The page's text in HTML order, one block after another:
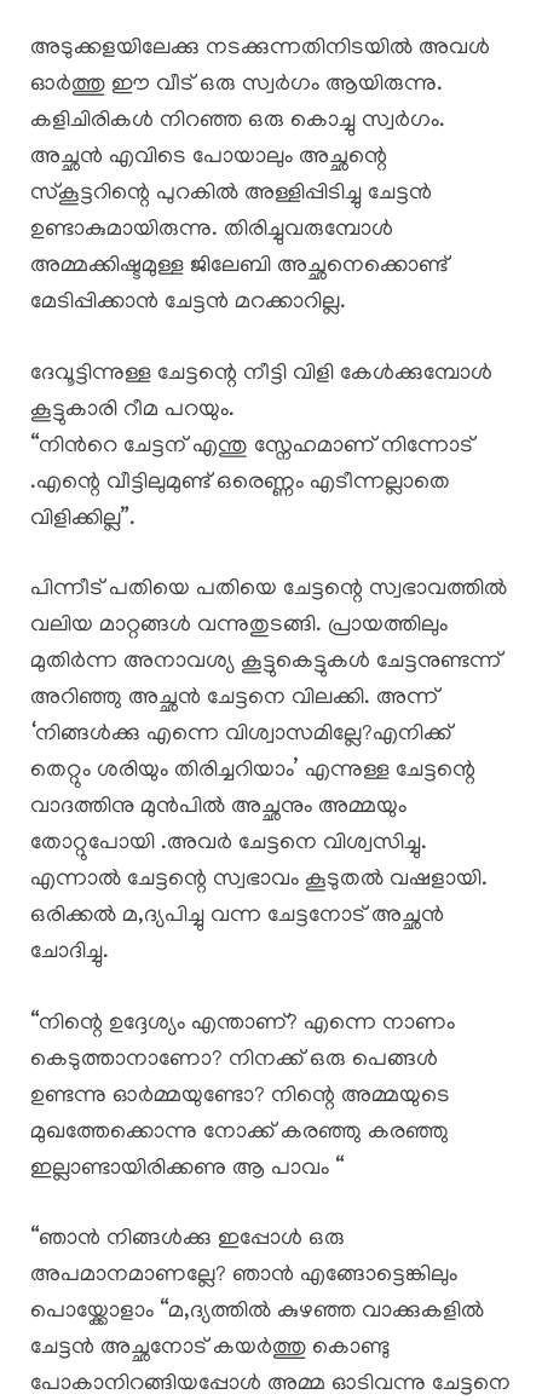
അടുക്കളയിലേക്കു നടക്കുന്നതിനിടയിൽ അവൾ
ഓർത്തു ഈ വീട് ഒരു സ്വർഗം ആയിരുന്നു.
കളിചിരികൾ നിറഞ്ഞ ഒരു കൊച്ചു സ്വർഗം.
അച്ഛൻ എവിടെ പോയാലും അച്ഛന്റെ
സ്കൂട്ടറിന്റെ പുറകിൽ അള്ളിപ്പിടിച്ചു ചേട്ടൻ
ഉണ്ടാകുമായിരുന്നു. തിരിച്ചുവരുമ്പോൾ
അമ്മക്കിഷ്ടമുള്ള ജിലേബി അച്ഛനെക്കൊണ്ട്
മേടിപ്പിക്കാൻ ചേട്ടൻ മറക്കാറില്ല.
ദേവൂട്ടിന്നുള്ള ചേട്ടന്റെ നീട്ടി വിളി കേൾക്കുമ്പോൾ
കൂട്ടുകാരി റീമ പറയും.
“നിന്‍റെ ചേട്ടന് എന്തു സ്നേഹമാണ് നിന്നോട്
.എന്റെ വീട്ടിലുമുണ്ട് ഒരെണ്ണം എടീന്നല്ലാതെ
വിളിക്കില്ല”.
പിന്നീട് പതിയെ പതിയെ ചേട്ടന്റെ സ്വഭാവത്തിൽ
വലിയ മാറ്റങ്ങൾ വന്നുതുടങ്ങി. പ്രായത്തിലും
മുതിർന്ന അനാവശ്യ കൂട്ടുകെട്ടുകൾ ചേട്ടനുണ്ടന്ന്
അറിഞ്ഞു അച്ഛൻ ചേട്ടനെ വിലക്കി. അന്ന്
‘നിങ്ങൾക്കു എന്നെ വിശ്വാസമില്ലേ?എനിക്ക്
തെറ്റും ശരിയും തിരിച്ചറിയാം’ എന്നുള്ള ചേട്ടന്റെ
വാദത്തിനു മുൻപിൽ അച്ഛനും അമ്മയും
തോറ്റുപോയി .അവർ ചേട്ടനെ വിശ്വസിച്ചു.
എന്നാൽ ചേട്ടന്റെ സ്വഭാവം കൂടുതൽ വഷളായി.
ഒരിക്കൽ മ,ദ്യപിച്ചു വന്ന ചേട്ടനോട് അച്ഛൻ
ചോദിച്ചു.
“നിന്റെ ഉദ്ദേശ്യം എന്താണ്? എന്നെ നാണം
കെടുത്താനാണോ? നിനക്ക് ഒരു പെങ്ങൾ
ഉണ്ടന്നു ഓർമ്മയുണ്ടോ? നിന്റെ അമ്മയുടെ
മുഖത്തേക്കൊന്നു നോക്ക് കരഞ്ഞു കരഞ്ഞു
ഇല്ലാണ്ടായിരിക്കണു ആ പാവം “
“ഞാൻ നിങ്ങൾക്കു ഇപ്പോൾ ഒരു
അപമാനമാണല്ലേ? ഞാൻ എങ്ങോട്ടെങ്കിലും
പൊയ്ക്കോളാം “മ,ദ്യത്തിൽ കുഴഞ്ഞ വാക്കുകളിൽ
ചേട്ടൻ അച്ഛനോട് കയർത്തു കൊണ്ടു
പോകാനിറങ്ങിയപ്പോൾ അമ്മ ഓടിവന്നു ചേട്ടനെ